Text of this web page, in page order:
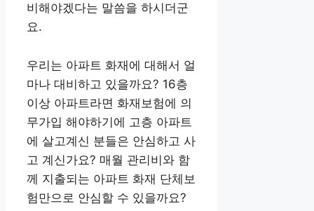
비해야겠다는 말씀을 하시더군
요.
우리는 아파트 화재에 대해서 얼
마나 대비하고 있을까요? 16층
이상 아파트라면 화재보험에 의
무가입 해야하기에 고층 아파트
에 살고계신 분들은 안심하고 사
고 계신가요? 매월 관리비와 함
께 지출되는 아파트 화재 단체보
험만으로 안심할 수 있을까요?